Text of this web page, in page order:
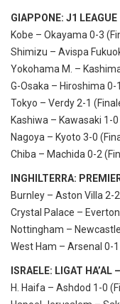
GIAPPONE: J1 LEAGUE
Kobe – Okayama 0-3
Shimizu – Avispa
Yokohama M. –
G-Osaka – Hiroshima 0-
Tokyo – Verdy 2-1
Kashiwa – Kawasaki 1-
Nagoya – Kyoto 3-0
Chiba – Machida 0-2
INGHILTERRA:
Burnley – Aston Villa 2-
Crystal Palace –
Nottingham –
West Ham – Arsenal 0-
ISRAELE: LIGAT HA’AL
H. Haifa – Ashdod 1-0